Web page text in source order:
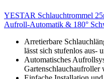
YESTAR Schlauchtrommel
Aufroll-Automatik & 180°
Arretierbare
lässt sich stufenlos aus-
Automatisches
Gartenschlauchaufroller